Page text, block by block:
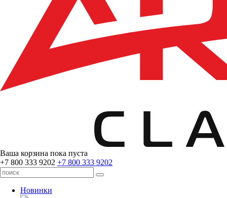
Ваша корзина пока пуста
+7 800 333 9202 +7 800 333 9202
Новинки